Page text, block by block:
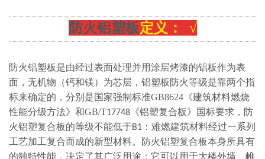
防火铝塑板定义： √
防火铝塑板是由经过表面处理并用涂层烤漆的铝板作为表
面，无机物（钙和镁）为芯层，铝塑板防火等级是靠两个指
标来确定的，分别是国家强制标准GB8624 《建筑材料燃烧
性能分级方法》 和GB/T17748 《铝塑复合板》
国标要求，防
火铝塑复合板的等级不能低于B1：难燃建筑材料经过一系列
工艺加工复合而成的新型材料。防火铝塑复合板本身所具有